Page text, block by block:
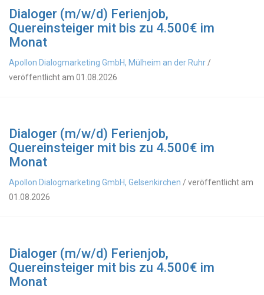
Dialoger (m/w/d) Ferienjob,
Quereinsteiger mit bis zu 4.500€ im
Monat
Apollon Dialogmarketing GmbH, Mülheim an der Ruhr /
veröffentlicht am 01.08.2026
Dialoger (m/w/d) Ferienjob,
Quereinsteiger mit bis zu 4.500€ im
Monat
Apollon Dialogmarketing GmbH, Gelsenkirchen / veröffentlicht am
01.08.2026
Dialoger (m/w/d) Ferienjob,
Quereinsteiger mit bis zu 4.500€ im
Monat